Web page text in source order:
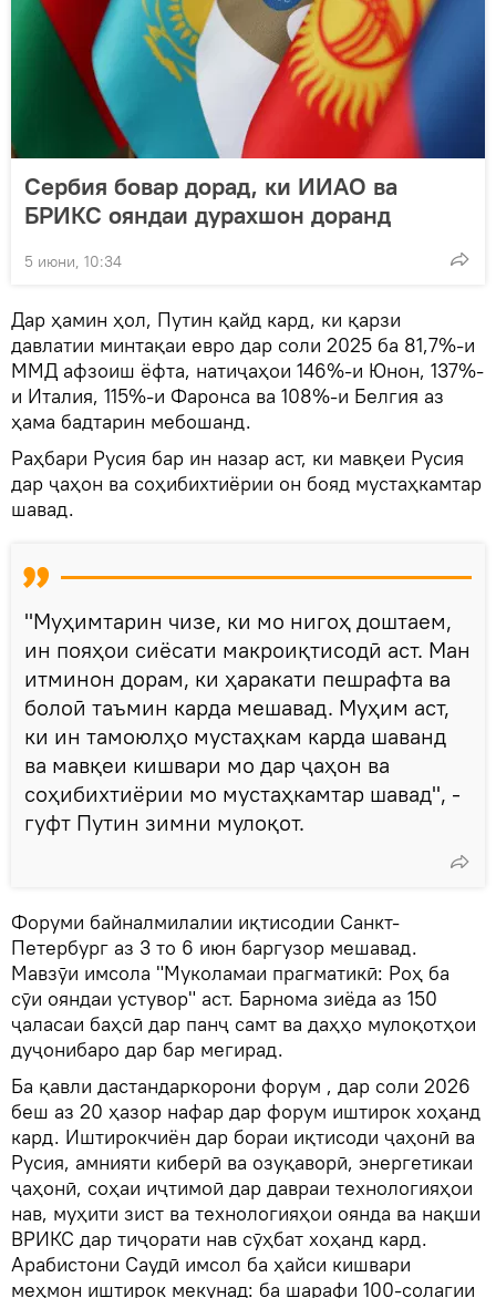
Сербия бовар дорад, ки ИИАО ва
БРИКС ояндаи дурахшон доранд
5 июни, 10:34
Дар ҳамин ҳол, Путин қайд кард, ки қарзи
давлатии минтақаи евро дар соли 2025 ба 81,7%-и
ММД афзоиш ёфта, натиҷаҳои 146%-и Юнон, 137%-
и Италия, 115%-и Фаронса ва 108%-и Белгия аз
ҳама бадтарин мебошанд.
Раҳбари Русия бар ин назар аст, ки мавқеи Русия
дар ҷаҳон ва соҳибихтиёрии он бояд мустаҳкамтар
шавад.
"Муҳимтарин чизе, ки мо нигоҳ доштаем,
ин пояҳои сиёсати макроиқтисодӣ аст. Ман
итминон дорам, ки ҳаракати пешрафта ва
болоӣ таъмин карда мешавад. Муҳим аст,
ки ин тамоюлҳо мустаҳкам карда шаванд
ва мавқеи кишвари мо дар ҷаҳон ва
соҳибихтиёрии мо мустаҳкамтар шавад", -
гуфт Путин зимни мулоқот.
Форуми байналмилалии иқтисодии Санкт-
Петербург аз 3 то 6 июн баргузор мешавад.
Мавзӯи имсола "Муколамаи прагматикӣ: Роҳ ба
сӯи ояндаи устувор" аст. Барнома зиёда аз 150
ҷаласаи баҳсӣ дар панҷ самт ва даҳҳо мулоқотҳои
дуҷонибаро дар бар мегирад.
Ба қавли дастандаркорони форум , дар соли 2026
беш аз 20 ҳазор нафар дар форум иштирок хоҳанд
кард. Иштирокчиён дар бораи иқтисоди ҷаҳонӣ ва
Русия, амнияти киберӣ ва озуқаворӣ, энергетикаи
ҷаҳонӣ, соҳаи иҷтимоӣ дар давраи технологияҳои
нав, муҳити зист ва технологияҳои оянда ва нақши
ВРИКС дар тиҷорати нав сӯҳбат хоҳанд кард.
Арабистони Саудӣ имсол ба ҳайси кишвари
меҳмон иштирок мекунад: ба шарафи 100-солагии